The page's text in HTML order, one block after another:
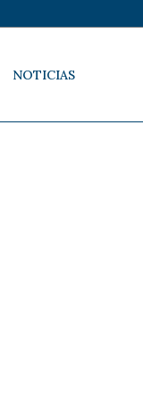
NOTICIAS